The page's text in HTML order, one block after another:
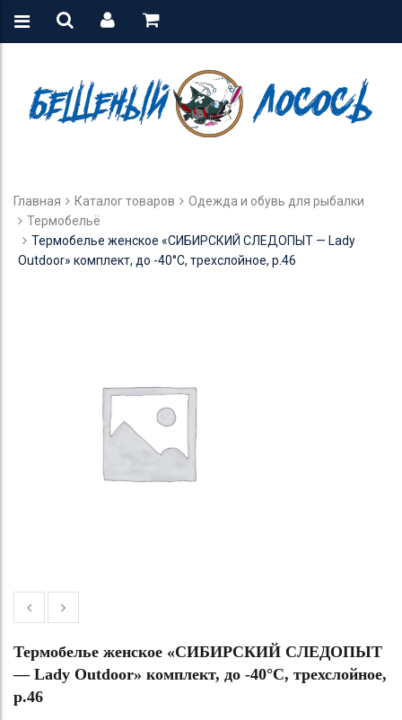
Главная Каталог товаров
Одежда и обувь для рыбалки
Термобельё
Термобелье женское «СИБИРСКИЙ СЛЕДОПЫТ — Lady
Outdoor» комплект, до -40°С, трехслойное, р.46
Термобелье женское «СИБИРСКИЙ СЛЕДОПЫТ
— Lady Outdoor» комплект, до -40°С, трехслойное,
р.46